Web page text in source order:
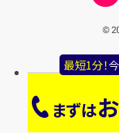
最短1分！
まずは
©